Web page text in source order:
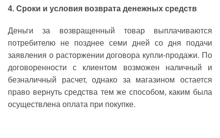
4. Сроки и условия возврата денежных средств
Деньги за возвращенный товар выплачиваются
потребителю не позднее семи дней со дня подачи
заявления о расторжении договора купли-продажи. По
договоренности с клиентом возможен наличный и
безналичный расчет, однако за магазином остается
право вернуть средства тем же способом, каким была
осуществлена оплата при покупке.